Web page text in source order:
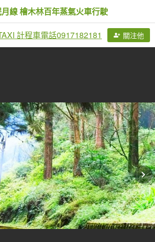
線 檜木林百年蒸氣火車行駛
計程車電話0917182181 關注他